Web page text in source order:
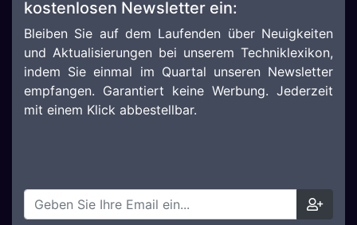
kostenlosen Newsletter ein:
Bleiben Sie auf dem Laufenden über Neuigkeiten
und Aktualisierungen bei unserem Techniklexikon,
indem Sie einmal im Quartal unseren Newsletter
empfangen. Garantiert keine Werbung. Jederzeit
mit einem Klick abbestellbar.